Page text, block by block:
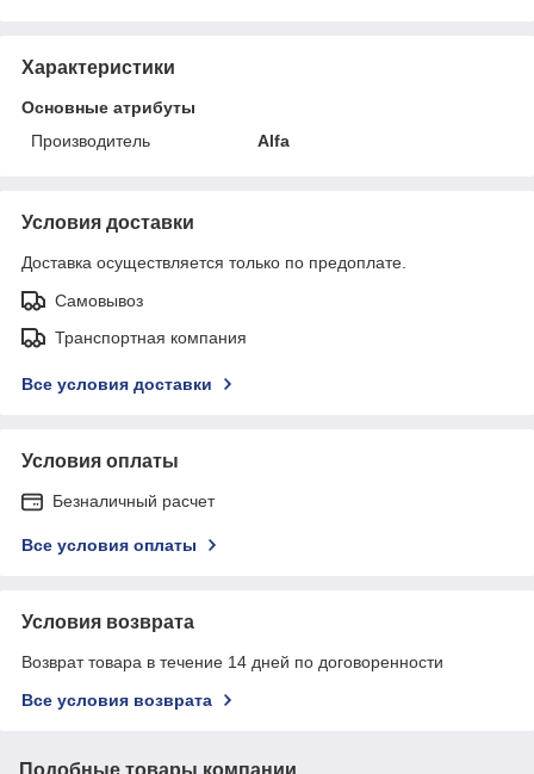
Характеристики
Основные атрибуты
Производитель
Alfa
Условия доставки
Доставка осуществляется только по предоплате.
Самовывоз
Транспортная компания
Все условия доставки
Условия оплаты
Безналичный расчет
Все условия оплаты
Условия возврата
Возврат товара в течение 14 дней по договоренности
Все условия возврата
Подобные товары компании